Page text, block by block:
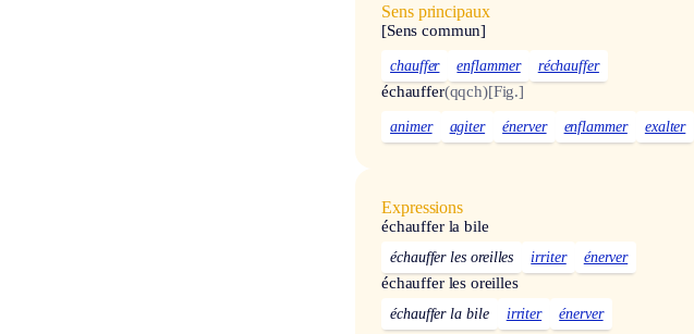
Sens principaux
[Sens commun]
chauffer enflammer réchauffer
échauffer(qqch)[Fig.]
animer agiter énerver enflammer exalter
Expressions
échauffer la bile
échauffer les oreilles irriter énerver
échauffer les oreilles
échauffer la bile irriter énerver